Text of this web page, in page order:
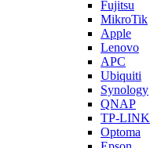
Fujitsu
MikroTik
Apple
Lenovo
APC
Ubiquiti
Synology
QNAP
TP-LINK
Optoma